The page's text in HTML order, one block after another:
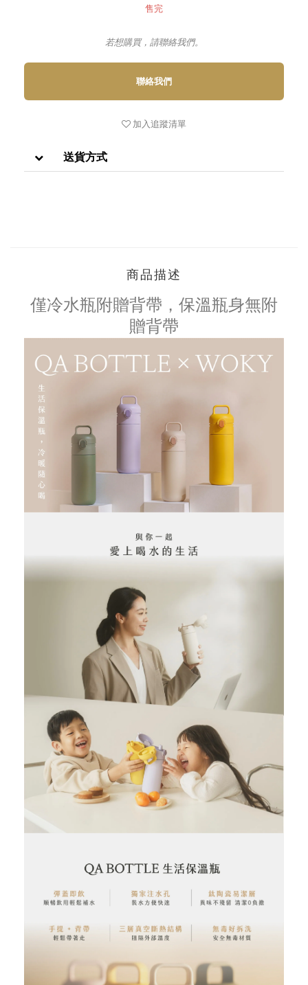
售完
若想購買，請聯絡我們。
聯絡我們
加入追蹤清單
送貨方式
商品描述
僅冷水瓶附贈背帶，保溫瓶身無附
贈背帶